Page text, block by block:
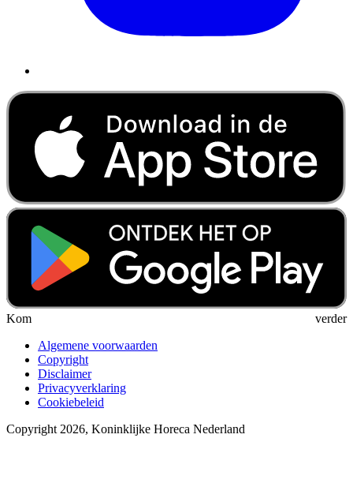
Kom verder
Algemene voorwaarden
Copyright
Disclaimer
Privacyverklaring
Cookiebeleid
Copyright 2026, Koninklijke Horeca Nederland